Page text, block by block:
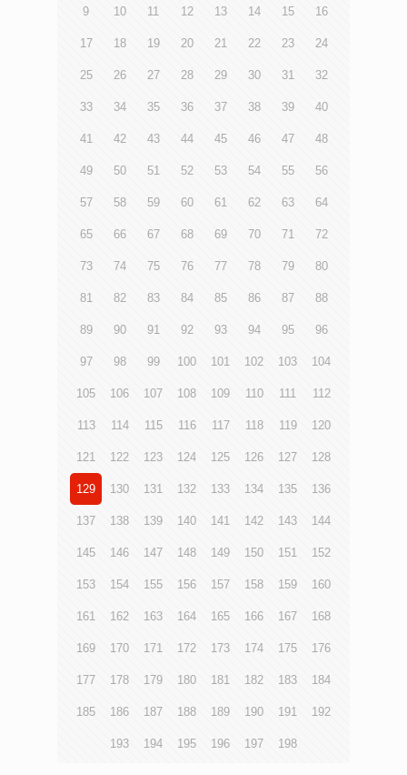
9 10 11 12 13 14 15 16
17 18 19 20 21 22 23 24
25 26 27 28 29 30 31 32
33 34 35 36 37 38 39 40
41 42 43 44 45 46 47 48
49 50 51 52 53 54 55 56
57 58 59 60 61 62 63 64
65 66 67 68 69 70 71 72
73 74 75 76 77 78 79 80
81 82 83 84 85 86 87 88
89 90 91 92 93 94 95 96
97 98 99 100 101 102 103 104
105 106 107 108 109 110 111 112
113 114 115 116 117 118 119 120
121 122 123 124 125 126 127 128
129 130 131 132 133 134 135 136
137 138 139 140 141 142 143 144
145 146 147 148 149 150 151 152
153 154 155 156 157 158 159 160
161 162 163 164 165 166 167 168
169 170 171 172 173 174 175 176
177 178 179 180 181 182 183 184
185 186 187 188 189 190 191 192
193 194 195 196 197 198